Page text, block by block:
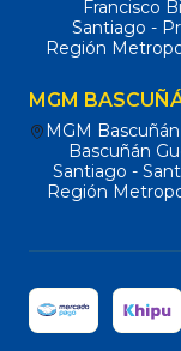
Francisco
Santiago -
Región
MGM
MGM
Bascuñán
Santiago -
Región